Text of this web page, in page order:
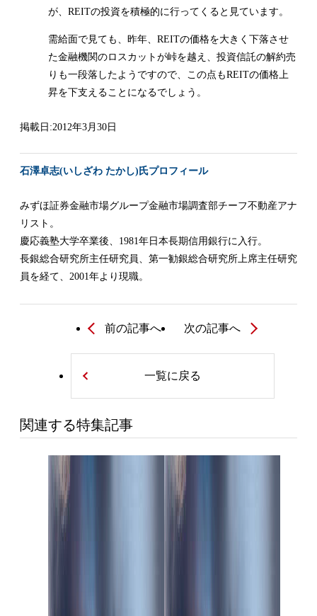
が、REITの投資を積極的に行ってくると見ています。
需給面で見ても、昨年、REITの価格を大きく下落させ
た金融機関のロスカットが峠を越え、投資信託の解約売
りも一段落したようですので、この点もREITの価格上
昇を下支えることになるでしょう。
掲載日:2012年3月30日
石澤卓志(いしざわ たかし)氏プロフィール
みずほ証券金融市場グループ金融市場調査部チーフ不動産アナ
リスト。
慶応義塾大学卒業後、1981年日本長期信用銀行に入行。
長銀総合研究所主任研究員、第一勧銀総合研究所上席主任研究
員を経て、2001年より現職。
前の記事へ 次の記事へ
一覧に戻る
関連する特集記事